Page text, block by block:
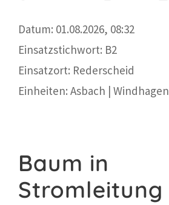
Datum: 01.08.2026, 08:32
Einsatzstichwort: B2
Einsatzort: Rederscheid
Einheiten: Asbach | Windhagen
Baum in
Stromleitung